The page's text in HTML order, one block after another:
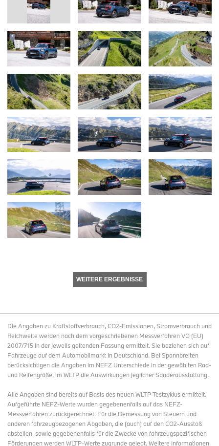
WEITERE ERGEBNISSE
Die Angaben zu Kraftstoffverbrauch, CO2-Emissionen, Stromverbrauch und
Reichweite werden nach dem vorgeschriebenen Messverfahren VO (EU)
2007/715 in der jeweils geltenden Fassung ermittelt. Sie beziehen sich auf
Fahrzeuge auf dem Automobilmarkt in Deutschland. Bei Spannbreiten
berücksichtigen die Angaben im NEFZ Unterschiede in der gewählten Rad-
und Reifengröße, im WLTP die Auswirkungen jeglicher Sonderausstattung.
Alle Angaben sind bereits auf Basis des neuen WLTP-Testzyklus ermittelt.
Aufgeführte NEFZ-Werte wurden gegebenenfalls auf das NEFZ-
Messverfahren zurückgerechnet. Für die Bemessung von Steuern und
anderen fahrzeugbezogenen Abgaben, die (auch) auf den CO2-Ausstoß
abstellen, sowie gegebenenfalls für die Zwecke von fahrzeugspezifischen
Förderungen werden WLTP-Werte zugrunde gelegt. Weitere Informationen